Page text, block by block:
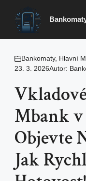
obsah
Bankomaty, Hlavní
23. 3. 2026Autor:
Mbank v
Objevte
Jak